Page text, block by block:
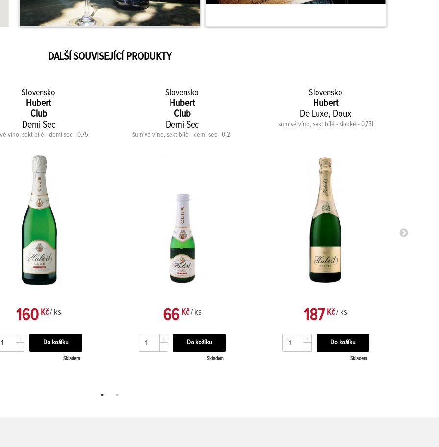
DALŠÍ SOUVISEJÍCÍ PRODUKTY
Slovensko
Hubert
Club
Demi Sec
víno, sekt bílé - demi sec - 0,75l
160Kč/ ks
+
-
Skladem
Slovensko
Hubert
Club
Demi Sec
šumivé víno, sekt bílé - demi sec - 0,2l
66Kč/ ks
+
-
Skladem
Slovensko
Hubert
De Luxe, Doux
šumivé víno, sekt bílé - sladké - 0,75l
187Kč/ ks
+
-
Skladem